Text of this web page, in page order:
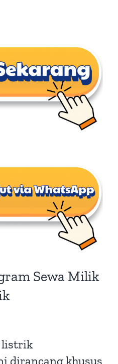
Solo Sukoharjo
Denpasar
Sewa Milik
listrik
dirancang khusus